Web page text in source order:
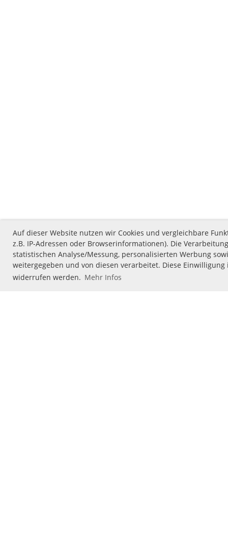
Auf dieser Website nutzen wir Cookies und vergleichbare
z.B. IP-Adressen oder Browserinformationen). Die
statistischen Analyse/Messung, personalisierten Werbung
weitergegeben und von diesen verarbeitet. Diese
widerrufen werden. Mehr Infos